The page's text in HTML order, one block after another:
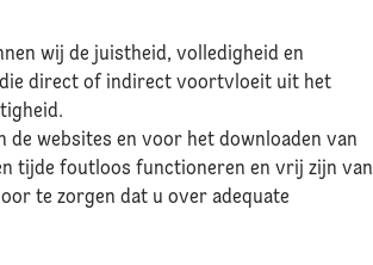
wij de juistheid, volledigheid en
die direct of indirect voortvloeit uit het
de websites en voor het downloaden van
tijde foutloos functioneren en vrij zijn van
te zorgen dat u over adequate